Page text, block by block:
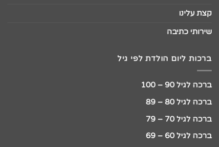
קצת עלינו
שירותי כתיבה
ברכות ליום הולדת לפי גיל
ברכה לגיל 90 – 100
ברכה לגיל 80 – 89
ברכה לגיל 70 – 79
ברכה לגיל 60 – 69